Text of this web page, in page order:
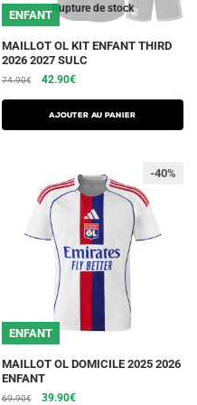
du
produit
Rupture de stock
ENFANT
MAILLOT OL KIT ENFANT THIRD
2026 2027 SULC
74.90€
Le
initial
était :
42.90€Le
actuel
est :
AJOUTER AU PANIER
Ce
produit
a
plusieurs
variations.
peuvent
choisies
du
produit
-40%
ENFANT
MAILLOT OL DOMICILE 2025 2026
ENFANT
69.90€
Le
39.90€Le
Ce
produit